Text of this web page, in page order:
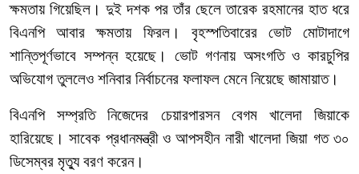
ক্ষমতায় গিয়েছিল। দুই দশক পর তাঁর ছেলে তারেক রহমানের হাত ধরে
বিএনপি
আবার ক্ষমতায় ফিরল। বৃহস্পতিবারের ভোট
মোটাদাগে
শান্তিপূর্ণভাবে সম্পন্ন হয়েছে। ভোট গণনায় অসংগতি ও কারচুপির
অভিযোগ তুললেও শনিবার নির্বাচনের ফলাফল মেনে নিয়েছে জামায়াত।
বিএনপি সম্প্রতি নিজেদের চেয়ারপারসনবেগম খালেদা
জিয়াকে
হারিয়েছে। সাবেক প্রধানমন্ত্রী ও আপসহীন নারী খালেদা জিয়া গত ৩০
ডিসেম্বর মৃত্যু বরণ করেন।